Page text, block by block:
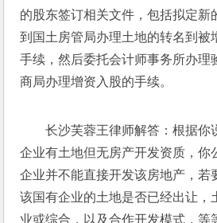
的股东签订相关文件，包括拟定新
到国土房管局办理土地的转名到被
手续，然后委托会计师事务所办理
商局办理增资入股的手续。
长沙芙蓉王律师解答：根据你
企业有土地但无房产开发资质，你
企业并不能直接开发该房地产，若
该国有企业的土地是否已经出让，
业或综合，以及合作开发模式，等